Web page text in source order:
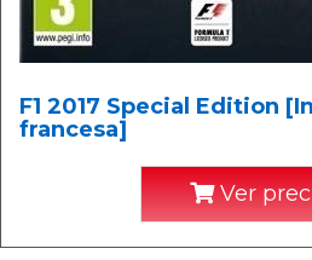
F1 2017 Special Edition
francesa]
Ver